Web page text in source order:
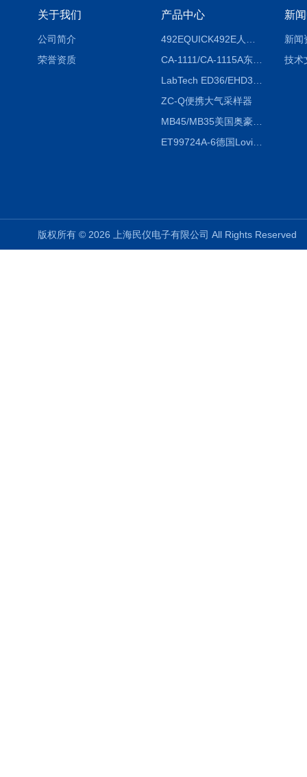
关于我们
公司简介
荣誉资质
产品中心
CA-1111/CA-1115A东京理化EYELA CA-1111/CA-1115A冷却水循环装置
ZC-Q便携大气采样器
MB45/MB35美国奥豪斯OHAUS MB45/MB35卤素红外水分测定仪
ET99724A-6德国Lovibond ET99724A-6微电脑BOD测定仪
新
新闻
技术
版权所有 © 2026 上海民仪电子有限公司 All Rights